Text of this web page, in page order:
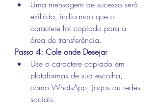
Uma mensagem de sucesso será
exibida, indicando que o
caractere foi copiado para a
área de transferência.
Passo 4: Cole onde Desejar
Use o caractere copiado em
plataformas de sua escolha,
como WhatsApp, jogos ou redes
sociais.